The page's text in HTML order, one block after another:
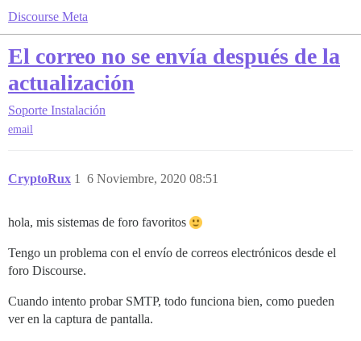
Discourse Meta
El correo no se envía después de la
actualización
Soporte Instalación
email
CryptoRux 6 Noviembre, 2020 08:51
1
hola, mis sistemas de foro favoritos
Tengo un problema con el envío de correos electrónicos desde el
foro Discourse.
Cuando intento probar SMTP, todo funciona bien, como pueden
ver en la captura de pantalla.